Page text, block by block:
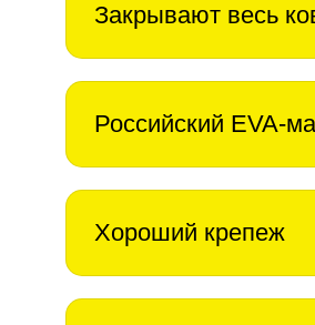
Закрывают весь
Российский EVA-
Хороший крепеж